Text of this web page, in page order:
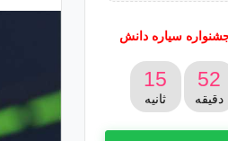
1,750,000 تومان
بود.
350,000 تومان.
سیاره دانش
52
دقیقه
14
ثانیه